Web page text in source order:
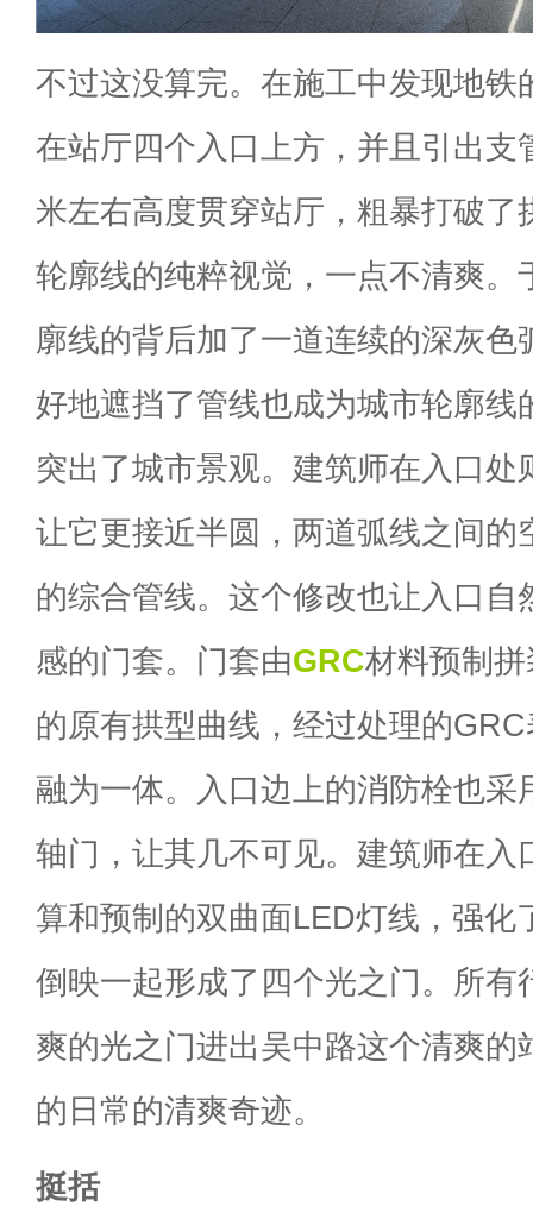
不过这没算完。在施工中发现地铁
在站厅四个入口上方，并且引出支
米左右高度贯穿站厅，粗暴打破了
轮廓线的纯粹视觉，一点不清爽。
廓线的背后加了一道连续的深灰色
好地遮挡了管线也成为城市轮廓线
突出了城市景观。建筑师在入口处
让它更接近半圆，两道弧线之间的
的综合管线。这个修改也让入口自
感的门套。门套由GRC材料预制
的原有拱型曲线，经过处理的
融为一体。入口边上的消防栓也采
轴门，让其几不可见。建筑师在入
算和预制的双曲面LED灯线，强化
倒映一起形成了四个光之门。所有
爽的光之门进出吴中路这个清爽的
的日常的清爽奇迹。
挺括